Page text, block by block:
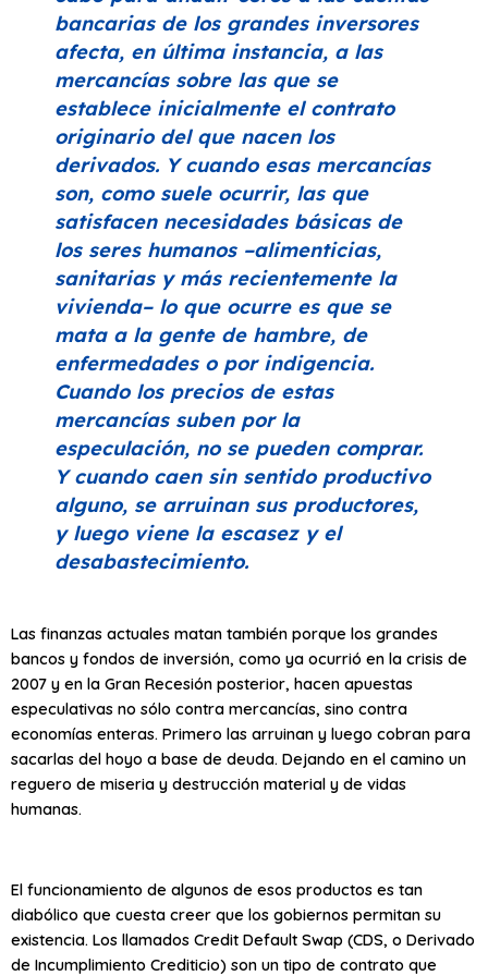
bancarias de los grandes inversores
afecta, en última instancia, a las
mercancías sobre las que se
establece inicialmente el contrato
originario del que nacen los
derivados. Y cuando esas mercancías
son, como suele ocurrir, las que
satisfacen necesidades básicas de
los seres humanos –alimenticias,
sanitarias y más recientemente la
vivienda– lo que ocurre es que se
mata a la gente de hambre, de
enfermedades o por indigencia.
Cuando los precios de estas
mercancías suben por la
especulación, no se pueden comprar.
Y cuando caen sin sentido productivo
alguno, se arruinan sus productores,
y luego viene la escasez y el
desabastecimiento.
Las finanzas actuales matan también porque los grandes
bancos y fondos de inversión, como ya ocurrió en la crisis de
2007 y en la Gran Recesión posterior, hacen apuestas
especulativas no sólo contra mercancías, sino contra
economías enteras. Primero las arruinan y luego cobran para
sacarlas del hoyo a base de deuda. Dejando en el camino un
reguero de miseria y destrucción material y de vidas
humanas.
El funcionamiento de algunos de esos productos es tan
diabólico que cuesta creer que los gobiernos permitan su
existencia. Los llamados Credit Default Swap (CDS, o Derivado
de Incumplimiento Crediticio) son un tipo de contrato que